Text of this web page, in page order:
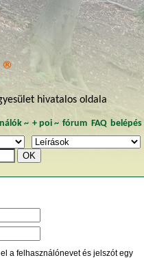
hivatalos oldala
~ + poi~ fórum FAQ belépés
a felhasználónevet és jelszót egy